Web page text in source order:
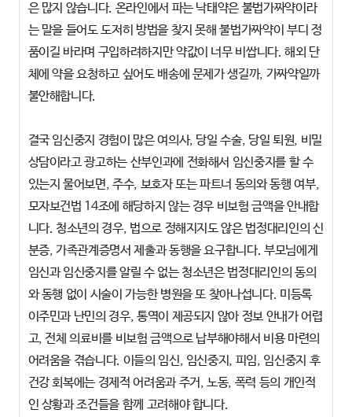
은 많지 않습니다. 온라인에서 파는 낙태약은 불법가짜약이라
는 말을 들어도 도저히 방법을 찾지 못해 불법가짜약이 부디 정
품이길 바라며 구입하려하지만 약값이 너무 비쌉니다. 해외 단
체에 약을 요청하고 싶어도 배송에 문제가 생길까, 가짜약일까
불안해합니다.
결국 임신중지 경험이 많은 여의사, 당일 수술, 당일 퇴원, 비밀
상담이라고 광고하는 산부인과에 전화해서 임신중지를 할 수
있는지 물어보면, 주수, 보호자 또는 파트너 동의와 동행 여부,
모자보건법 14조에 해당하지 않는 경우 비보험 금액을 안내합
니다. 청소년의 경우, 법으로 정해지지도 않은 법정대리인의 신
분증, 가족관계증명서 제출과 동행을 요구합니다. 부모님에게
임신과 임신중지를 알릴 수 없는 청소년은 법정대리인의 동의
와 동행 없이 시술이 가능한 병원을 또 찾아나섭니다. 미등록
이주민과 난민의 경우, 통역이 제공되지 않아 정보 안내가 어렵
고, 전체 의료비를 비보험 금액으로 납부해야해서 비용 마련의
어려움을 겪습니다. 이들의 임신, 임신중지, 피임, 임신중지 후
건강 회복에는 경제적 어려움과 주거, 노동, 폭력 등의 개인적
인 상황과 조건들을 함께 고려해야 합니다.